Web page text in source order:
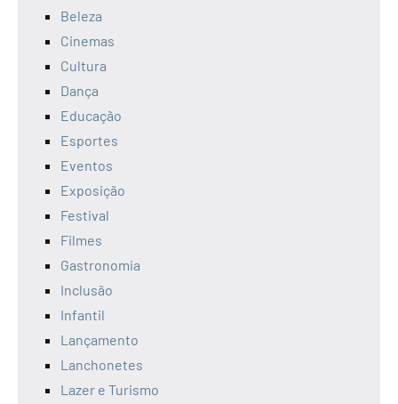
Beleza
Cinemas
Cultura
Dança
Educação
Esportes
Eventos
Exposição
Festival
Filmes
Gastronomia
Inclusão
Infantil
Lançamento
Lanchonetes
Lazer e Turismo